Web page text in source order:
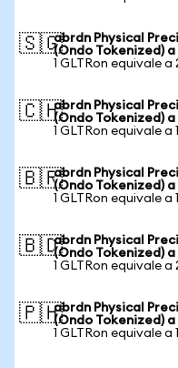
🇸🇬abrdn Physical
(Ondo Tokenized)
1 GLTRon equivale a
🇨🇭abrdn Physical
(Ondo Tokenized) a
1 GLTRon equivale a
🇧🇷abrdn Physical
(Ondo Tokenized)
1 GLTRon equivale a
🇧🇩abrdn Physical
(Ondo Tokenized)
1 GLTRon equivale a
🇵🇭abrdn Physical
(Ondo Tokenized) a
1 GLTRon equivale a